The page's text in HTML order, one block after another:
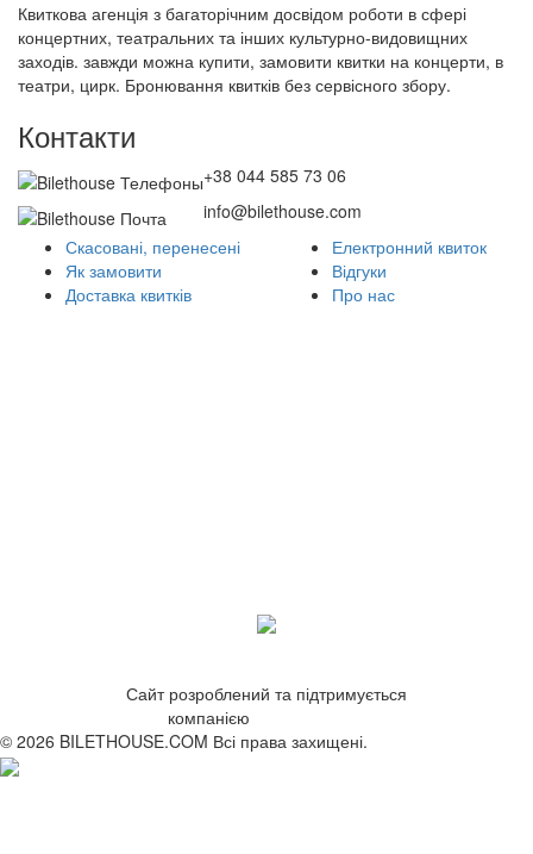
Квиткова агенція з багаторічним досвідом роботи в сфері
концертних, театральних та інших культурно-видовищних
заходів. завжди можна купити, замовити квитки на концерти, в
театри, цирк. Бронювання квитків без сервісного збору.
Контакти
+38 044 585 73 06
info@bilethouse.com
Скасовані, перенесені
Як замовити
Доставка квитків
Електронний квиток
Відгуки
Про нас
Сайт розроблений та підтримується
компанією
© 2026 BILETHOUSE.COM Всі права захищені.